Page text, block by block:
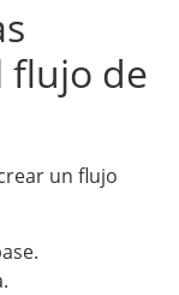
flujo de
un flujo